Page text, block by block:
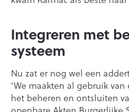
Integreren met
systeem
Nu zat er nog wel een
‘We maakten al gebruik van
het beheren en ontsluiten